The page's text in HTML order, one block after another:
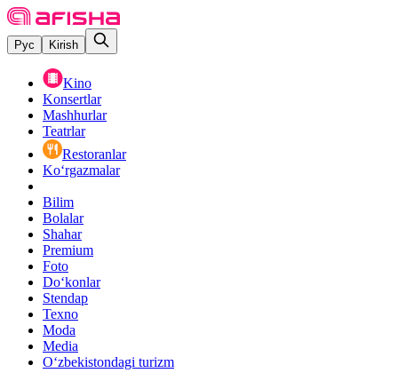
Рус Kirish
Kino
Konsertlar
Mashhurlar
Teatrlar
Restoranlar
Ko‘rgazmalar
Bilim
Bolalar
Shahar
Premium
Foto
Do‘konlar
Stendap
Texno
Moda
Media
O‘zbekistondagi turizm